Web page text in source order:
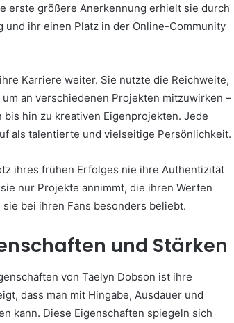
erste größere Anerkennung erhielt sie durch
und ihr einen Platz in der Online-Community
Karriere weiter. Sie nutzte die Reichweite,
an verschiedenen Projekten mitzuwirken –
hin zu kreativen Eigenprojekten. Jede
als talentierte und vielseitige Persönlichkeit.
ihres frühen Erfolges nie ihre Authentizität
nur Projekte annimmt, die ihren Werten
bei ihren Fans besonders beliebt.
und Stärken
von Taelyn Dobson ist ihre
dass man mit Hingabe, Ausdauer und
kann. Diese Eigenschaften spiegeln sich